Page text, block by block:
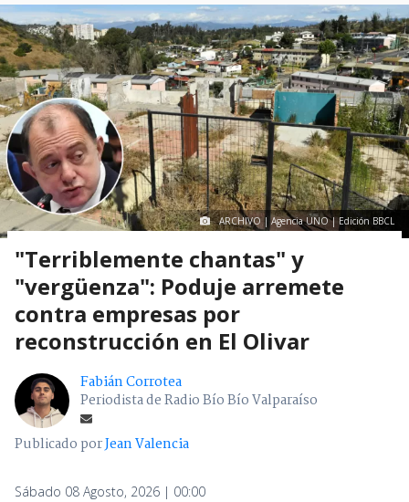
ARCHIVO | Agencia UNO | Edición BBCL
"Terriblemente chantas" y
"vergüenza": Poduje arremete
contra empresas por
reconstrucción en El Olivar
Fabián Corrotea
Periodista de Radio Bío Bío Valparaíso
Publicado porJean Valencia
Sábado 08 Agosto, 2026 | 00:00